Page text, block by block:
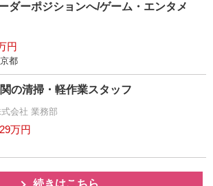
ダーポジションへ/ゲーム・エンタメ
円
都
の清掃・軽作業スタッフ
会社 業務部
万円